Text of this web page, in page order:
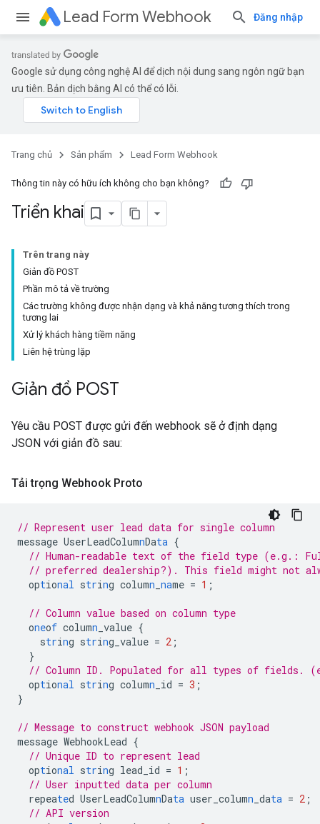
Lead Form Webhook Đăng nhập
Google sử dụng công nghệ AI để dịch nội dung sang ngôn ngữ bạn
ưu tiên. Bản dịch bằng AI có thể có lỗi.
Trang chủ Sản phẩm Lead Form Webhook
Thông tin này có hữu ích không cho bạn không?
Triển khai
Trên trang này
Giản đồ POST
Phần mô tả về trường
Các trường không được nhận dạng và khả năng tương thích trong
tương lai
Xử lý khách hàng tiềm năng
Liên hệ trùng lặp
Giản đồ POST
Yêu cầu POST được gửi đến webhook sẽ ở định dạng
JSON với giản đồ sau:
Tải trọng Webhook Proto
// Represent user lead data for single column
message UserLeadColumnData {
// Human-readable text of the field type (e.g.:
// preferred dealership?). This field might not
optional string column name = 1 ;
// Column value based on column type
oneof column _value {
string string_value = 2 ;
}
// Column ID. Populated for all types of fields.
optional string column _id = 3 ;
}
// Message to construct webhook JSON payload
message WebhookLead {
// Unique ID to represent lead
optional string lead_id = 1 ;
// User inputted data per column
repeated UserLeadColumnData user_column _data = 2 ;
// API version